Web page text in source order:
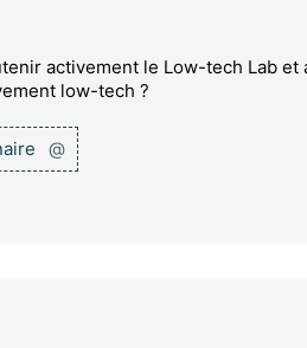
activement le Low-tech Lab et
low-tech ?
@